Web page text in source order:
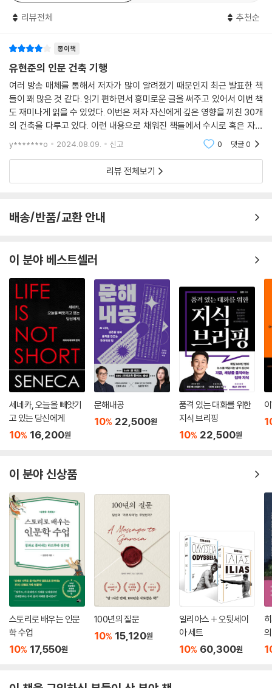
하고 있는 것이다. 하지만 그 건축물의 진가는 보지 못한 채 겉모습을 보며
감탄하는 데 그친다. 이 책은 건축가 20인의 건축물 30개를 ‘건축 기행’이
아’, 독일의 ‘브루더 클라우스 필드 채플’, 스위스의 ‘발스 스파’, 이탈리아의
‘퀘리니 스탐팔리아’, 스페인의 ‘빌바오 구겐하임 미술관’ 등 5개국의 건축
물을 소개하고, 2부는 미국 동부의 ‘바이네케 고문서 도서관’을 시작으로
남부 텍사스의 ‘킴벨 미술관’, 서부 샌프란시스코의 ‘도미누스 와이너리’ 그
리고 캐나다의 ‘해비타트 67’까지 소개한다. 그리고 3부는 일본 요코하마
의 ‘윈드 타워’부터 중국 베이징의 ‘CCTV 본사 빌딩’, 홍콩 ’HSBC 빌딩’을
거쳐 멀리 떨어진 아랍에미리트 아부다비의 ‘루브르 아부다비’까지 소개한
다.
물론 30개의 건축물만 다루지는 않는다. 살아 있다는 것을 온몸으로 느끼
트 채플’을 소개하는 식으로 해당 건축가의 다른 건축물을 소개하거나 그
건축물에 영향을 준 건축가와 작품을 소개하기 때문이다. 이 책에 소개된
고 한다. 백여 개의 쟁쟁한 후보 중에서 고르고 골라 선정한 만큼 이 책 속
에 소개된 작품들은 저자의 표현처럼 보물 같은 건축물들이다. 저자는 “건
축가는 여러 가지 조건 속에서 최고의 경험을 줄 수 있는 공간 구축 방식을
찾아야 한다”고 말하는데, 이 책에 소개된 건축가들은 자기만의 방법으로
최고의 경험을 주는 공간을 구축한 사람들이다. 그리고 벽, 창문, 문, 계단
등을 이용해 세상을 바꾼 혁명가들이고, 대중에게 새로운 깨달음을 준 철
학자들이다.
30개의 건축물 중에는 ‘소크 생물학 연구소’, ‘낙수장’, ‘빛의 교회’ 등 저자
의 전작들에서 이미 언급됐던 건물을 비롯해 ‘라 투레트 수도원’, ‘브루더
클라우스 필드 채플’, ‘루브르 아부다비’ 등 처음 소개하는 건축물도 있다.
이미 아는 건물도, 처음 보는 건축물도 저자의 눈을 통해 새롭게 알아 가는
재미가 있고 흥미롭게 읽힌다. 저자가 “재미난 드라마나 영화를 보면 친구
에게 소개하고 싶어 안달 난” 것 같은 기분으로 이 건축물들을 소개했다고
게 된다. 이렇게 먼저 알고 보게 되는 건축물은 더 이상 단순한 랜드마크나
시대와 상황의 한계에 맞서고, 자연과 역사를 깊게 이용하고, 자신의 생각
을 구현하기 위해 이전에 없던 새로운 재료를 만들어 내는 대담하고 창의
적인 건축을 만날 수 있다.
- [국민일보]
건축 역사에 획을 그은 작품들의 기술적 혁신뿐 아니라 역사적, 문화적, 철
학적 의미를 맛깔나게 들려준다.
- [세계일보]
몸 고생 없이 눈과 머리로 다녀오는 건축 기행, 생각 기행 같은 책이다.
리뷰전체 추천순
종이책
유현준의 인문 건축 기행
여러 방송 매체를 통해서 저자가 많이 알려졌기 때문인지 최근 발표한 책
들이 꽤 많은 것 같다. 읽기 편하면서 흥미로운 글을 써주고 있어서 이번 책
도 재미나게 읽을 수 있었다. 이번은 저자 자신에게 깊은 영향을 끼친 30개
의 건축을 다루고 있다. 이런 내용으로 채워진 책들에서 수시로 혹은 자주
언급되는 건축들이 먼저 눈에 들어오지만, 그동안 접하지 못했던 건축들이
많아 관심
y*******o 2024.08.09. 신고 0 댓글0
리뷰 전체보기
배송/반품/교환 안내
이 분야 베스트셀러
세네카, 오늘을 빼앗기
고 있는 당신에게
10% 16,200원
문해내공
10% 22,500원
품격 있는 대화를 위한
지식 브리핑
10% 22,500원
이 분야 신상품
스토리로 배우는 인문
학 수업
10% 17,550원
100년의 질문
10% 15,120원
일리아스 + 오뒷세이
아 세트
10% 60,300원